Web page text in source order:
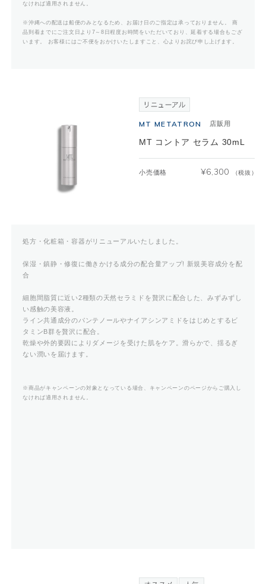
なければ適用されません。
※沖縄への配送は船便のみとなるため、お届け日のご指定は承っておりません。 商
品到着までにご注文日より7～8日程度お時間をいただいており、延着する場合もござ
います。 お客様にはご不便をおかけいたしますこと、心よりお詫び申し上げます。
MT METATRON 店販用
MT コントア セラム 30mL
小売価格 ¥6,300 （税抜）
処方・化粧箱・容器がリニューアルいたしました。
保湿・鎮静・修復に働きかける成分の配合量アップ! 新規美容成分を配
合
細胞間脂質に近い2種類の天然セラミドを贅沢に配合した、みずみずし
い感触の美容液。
ライン共通成分のパンテノールやナイアシンアミドをはじめとするビ
タミンB群を贅沢に配合。
乾燥や外的要因によりダメージを受けた肌をケア。滑らかで、揺るぎ
ない潤いを届けます。
※商品がキャンペーンの対象となっている場合、キャンペーンのページからご購入し
なければ適用されません。